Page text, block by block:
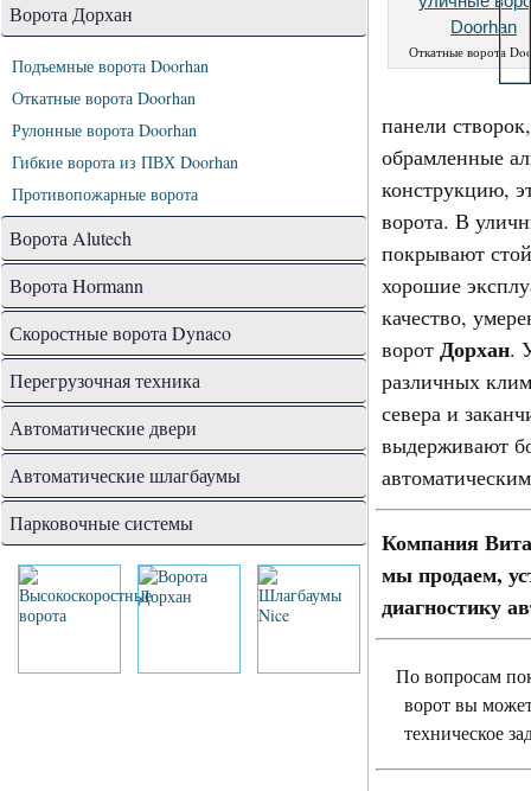
Ворота Дорхан
Подъемные ворота Doorhan
Откатные ворота Doorhan
Рулонные ворота Doorhan
Гибкие ворота из ПВХ Doorhan
Противопожарные ворота
Ворота Alutech
Ворота Hormann
Скоростные ворота Dynaco
Перегрузочная техника
Автоматические двери
Автоматические шлагбаумы
Парковочные системы
Откатные ворота
панели
обрамленные
конструкцию,
ворота. В
покрывают
хорошие
качество,
ворот Дорхан.
различных
севера и
выдерживают
Компания
мы продаем,
диагностику
По вопросам
ворот вы
техническое